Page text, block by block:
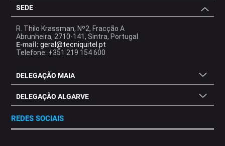
SEDE
R. Thilo Krassman, Nº2, Fracção A
Abrunheira, 2710-141, Sintra, Portugal
E-mail: geral@tecniquitel.pt
Telefone: +351 219 154 600
DELEGAÇÃO MAIA
DELEGAÇÃO ALGARVE
REDES SOCIAIS